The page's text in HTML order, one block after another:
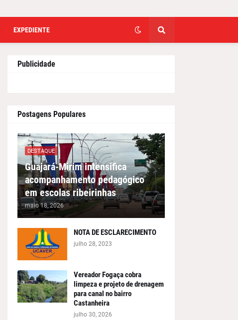
EXPEDIENTE
Publicidade
Postagens Populares
DESTAQUE
Guajará-Mirim intensifica
acompanhamento pedagógico
em escolas ribeirinhas
maio 18, 2026
NOTA DE ESCLARECIMENTO
julho 28, 2023
Vereador Fogaça cobra
limpeza e projeto de drenagem
para canal no bairro
Castanheira
julho 30, 2026